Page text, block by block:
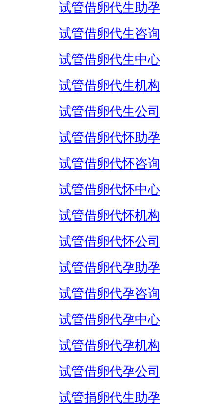
试管借卵代生助孕
试管借卵代生咨询
试管借卵代生中心
试管借卵代生机构
试管借卵代生公司
试管借卵代怀助孕
试管借卵代怀咨询
试管借卵代怀中心
试管借卵代怀机构
试管借卵代怀公司
试管借卵代孕助孕
试管借卵代孕咨询
试管借卵代孕中心
试管借卵代孕机构
试管借卵代孕公司
试管捐卵代生助孕